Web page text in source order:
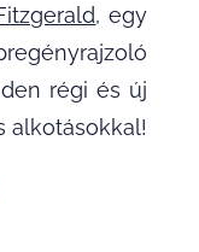
, egy
régi és új
alkotásokkal!